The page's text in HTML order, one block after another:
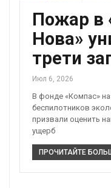
Пожар в
Нова»
трети
Июл 6, 2026
В фонде «Компас»
беспилотников
призвали оценить
ущерб
ПРОЧИТАЙТЕ